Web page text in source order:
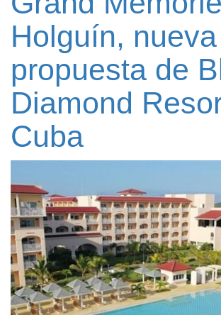
Holguín, nueva
propuesta de
Diamond
Cuba